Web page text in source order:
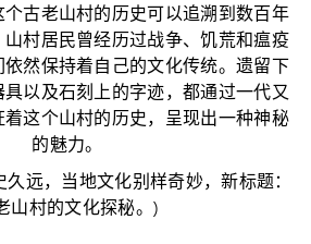
古老山村的历史可以追溯到数百年
村居民曾经历过战争、饥荒和瘟疫
然保持着自己的文化传统。遗留下
以及石刻上的字迹，都通过一代又
这个山村的历史，呈现出一种神秘
的魅力。